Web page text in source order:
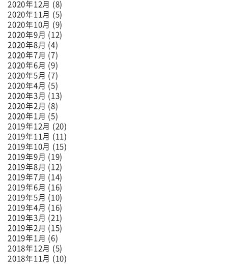
2020年12月 (8)
2020年11月 (5)
2020年10月 (9)
2020年9月 (12)
2020年8月 (4)
2020年7月 (7)
2020年6月 (9)
2020年5月 (7)
2020年4月 (5)
2020年3月 (13)
2020年2月 (8)
2020年1月 (5)
2019年12月 (20)
2019年11月 (11)
2019年10月 (15)
2019年9月 (19)
2019年8月 (12)
2019年7月 (14)
2019年6月 (16)
2019年5月 (10)
2019年4月 (16)
2019年3月 (21)
2019年2月 (15)
2019年1月 (6)
2018年12月 (5)
2018年11月 (10)